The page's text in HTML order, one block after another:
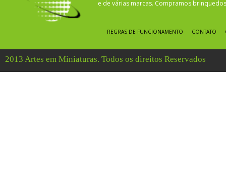
e de várias marcas. Compramos
REGRAS DE FUNCIONAMENTO CONTATO
2013 Artes em Miniaturas. Todos os direitos Reservados